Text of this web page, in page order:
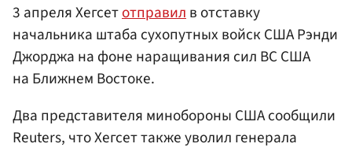
3 апреля Хегсетотправилв отставку
начальника штаба сухопутных войск США Рэнди
Джорджа на фоне наращивания сил ВС США
на Ближнем Востоке.
Два представителя минобороны США сообщили
Reuters, что Хегсет также уволил генерала